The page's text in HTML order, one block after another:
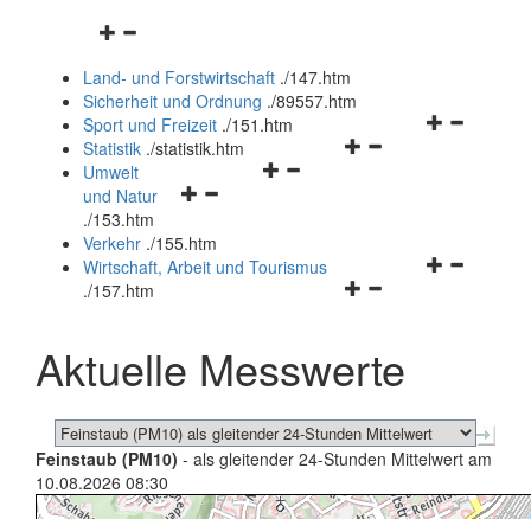
Navigationsmenü
und
schließen
Land- und Forstwirtschaft ./147.htm
Sicherheit und Ordnung ./89557.htm
Navigationsmenü
Sport und Freizeit ./151.htm
Navigationsmenü
Statistik ./statistik.htm
Navigationsmenü
und
schließen
Umwelt
und Natur
./153.htm
Verkehr ./155.htm
Navigationsmenü
schließen
Wirtschaft, Arbeit und Tourismus
./157.htm
Aktuelle Messwerte
Feinstaub (PM10) - als gleitender 24-Stunden Mittelwert am
10.08.2026 08:30